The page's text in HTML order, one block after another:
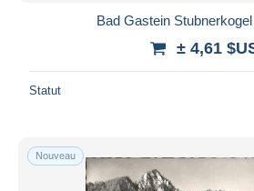
Bad Gastein
± 4,61
Statut
Nouveau